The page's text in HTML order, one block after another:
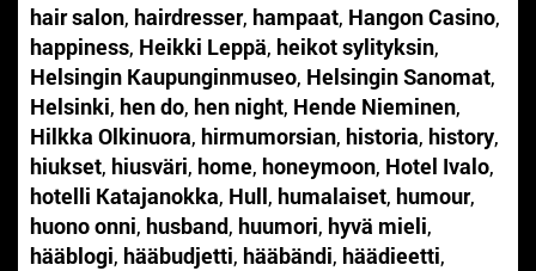
hair salon, hairdresser, hampaat, Hangon Casino,
happiness, Heikki Leppä, heikot sylityksin,
Helsingin Kaupunginmuseo, Helsingin Sanomat,
Helsinki, hen do, hen night, Hende Nieminen,
Hilkka Olkinuora, hirmumorsian, historia, history,
hiukset, hiusväri, home, honeymoon, Hotel Ivalo,
hotelli Katajanokka, Hull, humalaiset, humour,
huono onni, husband, huumori, hyvä mieli,
hääblogi, hääbudjetti, hääbändi, häädieetti,